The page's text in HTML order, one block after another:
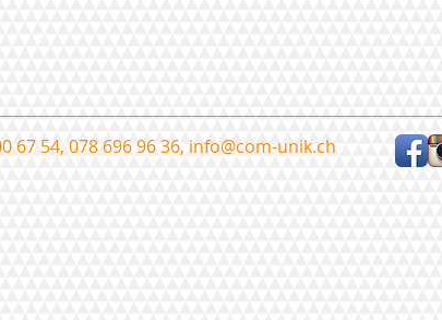
67 54, 078 696 96 36, info@com-unik.ch